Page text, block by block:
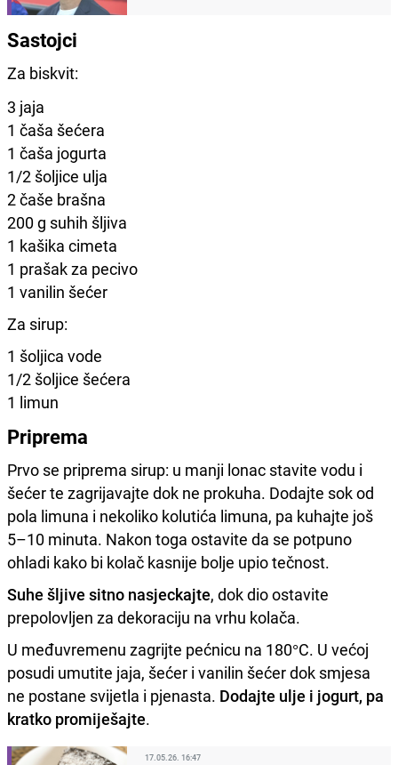
Sastojci
Za biskvit:
3 jaja
1 čaša šećera
1 čaša jogurta
1/2 šoljice ulja
2 čaše brašna
200 g suhih šljiva
1 kašika cimeta
1 prašak za pecivo
1 vanilin šećer
Za sirup:
1 šoljica vode
1/2 šoljice šećera
1 limun
Priprema
Prvo se priprema sirup: u manji lonac stavite vodu i
šećer te zagrijavajte dok ne prokuha. Dodajte sok od
pola limuna i nekoliko kolutića limuna, pa kuhajte još
5–10 minuta. Nakon toga ostavite da se potpuno
ohladi kako bi kolač kasnije bolje upio tečnost.
Suhe šljive sitno nasjeckajte, dok dio ostavite
prepolovljen za dekoraciju na vrhu kolača.
U međuvremenu zagrijte pećnicu na 180°C. U većoj
posudi umutite jaja, šećer i vanilin šećer dok smjesa
ne postane svijetla i pjenasta. Dodajte ulje i jogurt, pa
kratko promiješajte.
17.05.26. 16:47